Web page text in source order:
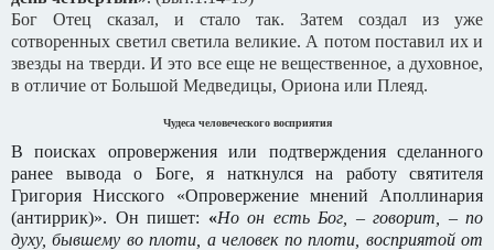
Бог Отец сказал, и стало так. Затем создал из уже
сотворенных светил светила великие. А потом поставил их и
звезды на тверди. И это все еще не вещественное, а духовное,
в отличие от Большой Медведицы, Ориона или Плеяд.
Чудеса человеческого восприятия
В поисках опровержения или подтверждения сделанного
ранее вывода о Боге, я наткнулся на работу святителя
Григория Нисского «Опровержение мнений Аполлинария
(антиррик)». Он пишет: «Но он есть Бог, – говорит, – по
духу, бывшему во плоти, а человек по плоти, восприятой от